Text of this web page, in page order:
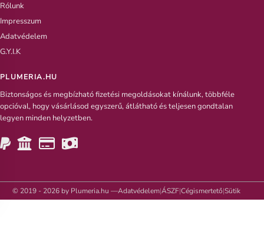
Rólunk
Impresszum
Adatvédelem
G.Y.I.K
PLUMERIA.HU
Biztonságos és megbízható fizetési megoldásokat kínálunk, többféle
opcióval, hogy vásárlásod egyszerű, átlátható és teljesen gondtalan
legyen minden helyzetben.
© 2019 - 2026 by Plumeria.hu —Adatvédelem|ÁSZF|Cégismertető|Sütik